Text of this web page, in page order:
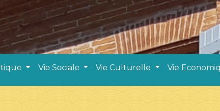
Vie Sociale Vie Culturelle Vie